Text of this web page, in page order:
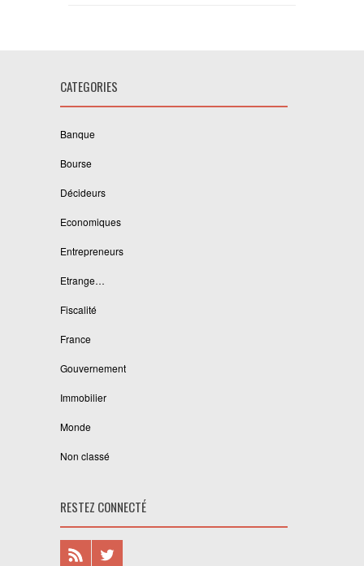
CATEGORIES
Banque
Bourse
Décideurs
Economiques
Entrepreneurs
Etrange…
Fiscalité
France
Gouvernement
Immobilier
Monde
Non classé
RESTEZ CONNECTÉ